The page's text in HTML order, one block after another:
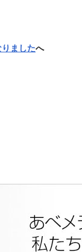
ましたへ